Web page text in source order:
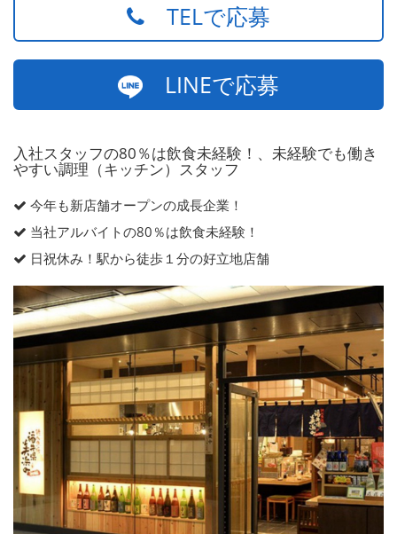
TELで応募
LINEで応募
入社スタッフの80％は飲食未経験！、未経験でも働き
やすい調理（キッチン）スタッフ
今年も新店舗オープンの成長企業！
当社アルバイトの80％は飲食未経験！
日祝休み！駅から徒歩１分の好立地店舗